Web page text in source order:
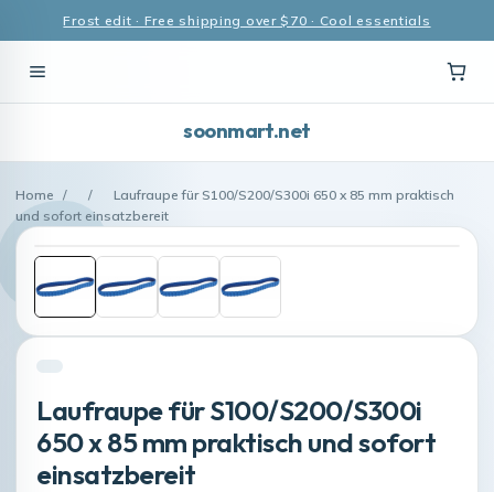
Frost edit · Free shipping over $70 · Cool essentials
soonmart.net
Home / /
Laufraupe für S100/S200/S300i 650 x 85 mm praktisch
und sofort einsatzbereit
Laufraupe für S100/S200/S300i
650 x 85 mm praktisch und sofort
einsatzbereit